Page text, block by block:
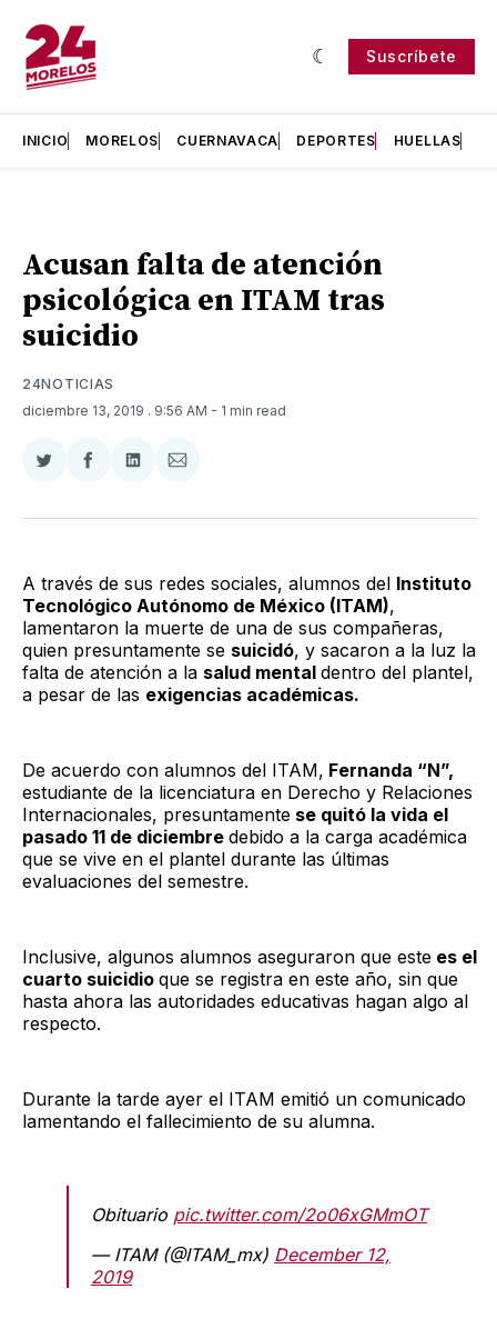
Suscríbete
INICIO MORELOS CUERNAVACA DEPORTES HUELLAS
Acusan falta de atención
psicológica en ITAM tras
suicidio
24NOTICIAS
diciembre 13, 2019 . 9:56 AM - 1 min read
Compartir
Twitter
Compartir
Facebook
Compartir
LinkedIn
Compartir
Email
A través de sus redes sociales, alumnos del Instituto
Tecnológico Autónomo de México (ITAM),
lamentaron la muerte de una de sus compañeras,
quien presuntamente se suicidó, y sacaron a la luz la
falta de atención a la salud mental dentro del plantel,
a pesar de las exigencias académicas.
De acuerdo con alumnos del ITAM, Fernanda “N”,
estudiante de la licenciatura en Derecho y Relaciones
Internacionales, presuntamente se quitó la vida el
pasado 11 de diciembre debido a la carga académica
que se vive en el plantel durante las últimas
evaluaciones del semestre.
Inclusive, algunos alumnos aseguraron que este es el
cuarto suicidio que se registra en este año, sin que
hasta ahora las autoridades educativas hagan algo al
respecto.
Durante la tarde ayer el ITAM emitió un comunicado
lamentando el fallecimiento de su alumna.
Obituario pic.twitter.com/2o06xGMmOT
— ITAM (@ITAM_mx) December 12,
2019